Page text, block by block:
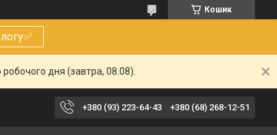
Кошик
дня (завтра, 08.08).
+380 (93) 223-64-43 +380 (68) 268-12-51